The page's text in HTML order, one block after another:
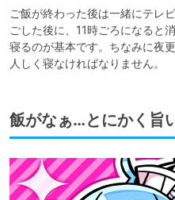
ご飯が終わった後は一緒にテレ
ごした後に、11時ごろになると
寝るのが基本です。ちなみに夜
人しく寝なければなりません。
飯がなぁ…とにかく旨